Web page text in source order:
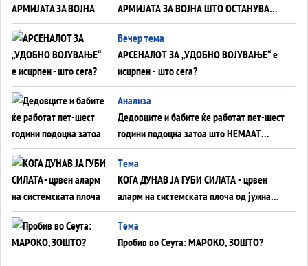
АРМИЈАТА ЗА ВОЈНА ШТО ОСТАНУВА
БЕЗ ФРОНТ
Вечер тема
АРСЕНАЛОТ ЗА „УДОБНО ВОЈУВАЊЕ“ е
исцрпен - што сега?
Анализа
Дедовците и бабите ќе работат пет-шест
години подоцна затоа што НЕМААТ
ВНУЦИ ДА ГИ ЗАМЕНАТ
Tема
КОГА ДУНАВ ЈА ГУБИ СИЛАТА - црвен
аларм на системската плоча од јужна
Германија до Црното Море...
Tема
Пробив во Сеута: МАРОКО, ЗОШТО?